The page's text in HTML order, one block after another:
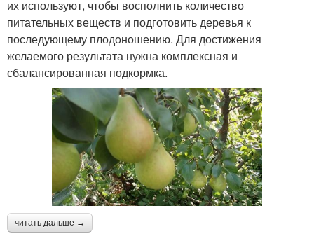
их используют, чтобы восполнить количество
питательных веществ и подготовить деревья к
последующему плодоношению. Для достижения
желаемого результата нужна комплексная и
сбалансированная подкормка.
читать дальше →